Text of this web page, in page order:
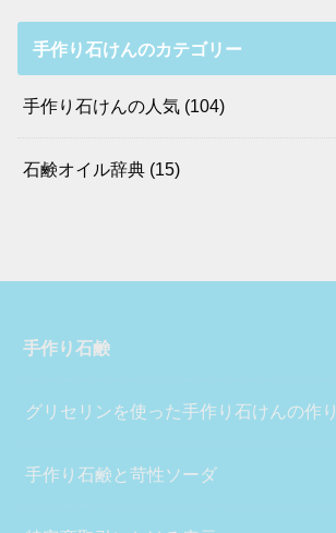
手作り石けんのカテゴリー
手作り石けんの人気 (104)
石鹸オイル辞典 (15)
手作り石鹸
グリセリンを使った手作り石けんの作
手作り石鹸と苛性ソーダ